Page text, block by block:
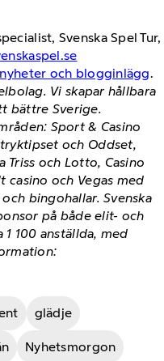
Svenska Spel Tur,
och blogginlägg.
Vi skapar hållbara
bättre Sverige.
Sport & Casino
och Oddset,
Triss och Lotto, Casino
och Vegas med
bingohallar. Svenska
på både elit- och
100 anställda, med
glädje
Nyhetsmorgon